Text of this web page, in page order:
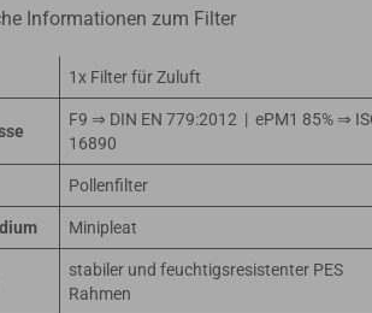
Informationen zum Filter
1x Filter für Zuluft
F9 ⇒ DIN EN 779:2012 | ePM1 85% ⇒
16890
Pollenfilter
Minipleat
stabiler und feuchtigsresistenter PES
Rahmen